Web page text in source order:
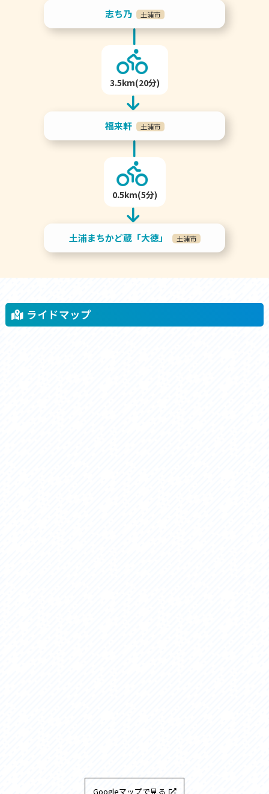
志ち乃 土浦市
3.5km(20分)
福来軒 土浦市
0.5km(5分)
土浦まちかど蔵「大徳」 土浦市
ライドマップ
Googleマップで見る